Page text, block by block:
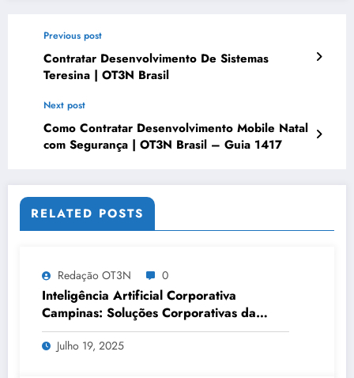
Previous post
Contratar Desenvolvimento De Sistemas
Teresina | OT3N Brasil
Next post
Como Contratar Desenvolvimento Mobile Natal
com Segurança | OT3N Brasil – Guia 1417
RELATED POSTS
Redação OT3N 0
Inteligência Artificial Corporativa
Campinas: Soluções Corporativas da
OT3N Brasil – Guia 3083
Julho 19, 2025